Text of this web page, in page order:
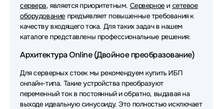
Источники бесперебойного питания (ИБП - UPS) ITK
Источники бесперебойного питания (ИБП - UPS)
Vertiv
Источники бесперебойного питания (ИБП - UPS)
Источники бесперебойного питания (ИБП - UPS)
ELTENA
сервера, является приоритетным. Серверноеи сетевое
оборудованиепредъявляет повышенные требования к
качеству входящего тока. Для таких задач в нашем
каталоге представлены профессиональные решения:
Архитектура Online (Двойное преобразование)
Для серверных стоек мы рекомендуем купить ИБП
онлайн-типа. Такие устройства преобразуют
переменный ток в постоянный и обратно, выдавая на
выходе идеальную синусоиду. Это полностью исключает